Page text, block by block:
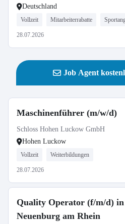
Deutschland
Vollzeit Mitarbeiterrabatte
28.07.2026
Job Agent
Maschinenführer (m/w/d)
Schloss Hohen Luckow GmbH
Hohen Luckow
Vollzeit Weiterbildungen
28.07.2026
Quality Operator (f/m/d) in
Neuenburg am Rhein